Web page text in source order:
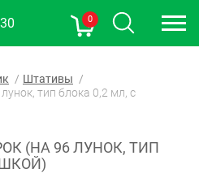
0
Штативы
тип блока 0,2 мл, с
(НА 96 ЛУНОК, ТИП